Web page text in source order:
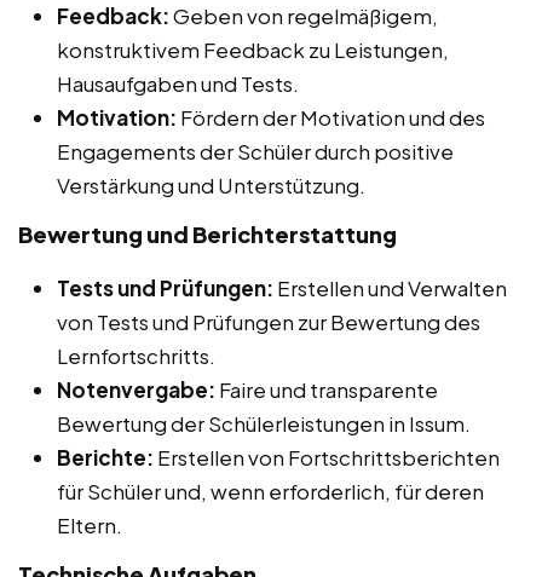
Feedback:Geben von regelmäßigem,
konstruktivem Feedback zu Leistungen,
Hausaufgaben und Tests.
Motivation: Fördern der Motivation und des
Engagements der Schüler durch positive
Verstärkung und Unterstützung.
Bewertung und Berichterstattung
Tests und Prüfungen: Erstellen und Verwalten
von Tests und Prüfungen zur Bewertung des
Lernfortschritts.
Notenvergabe: Faire und transparente
Bewertung der Schülerleistungen in Issum.
Berichte: Erstellen von Fortschrittsberichten
für Schüler und, wenn erforderlich, für deren
Eltern.